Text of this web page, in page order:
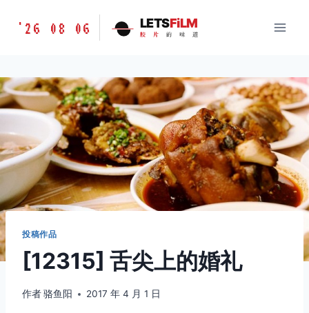
胶
味
道
LETSFILM
'26 08 06 LETSFiLM
胶 片 的 味 道
投稿作品
[12315] 舌尖上的婚礼
作者骆鱼阳 2017 年 4 月 1 日